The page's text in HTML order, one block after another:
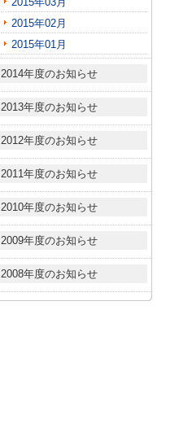
2015年02月
2015年01月
2014年度のお知らせ
2013年度のお知らせ
2012年度のお知らせ
2011年度のお知らせ
2010年度のお知らせ
2009年度のお知らせ
2008年度のお知らせ